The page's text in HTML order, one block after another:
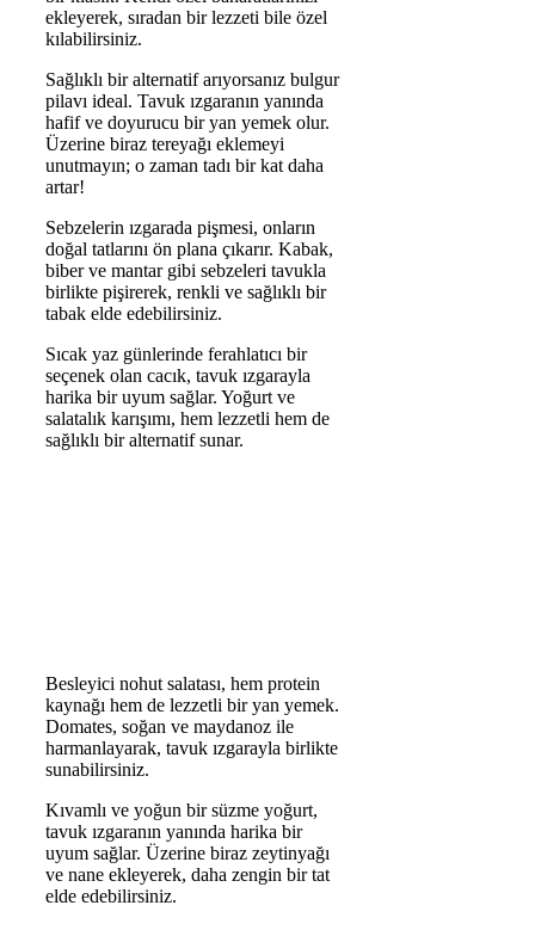
ekleyerek, sıradan bir lezzeti bile özel
kılabilirsiniz.
Sağlıklı bir alternatif arıyorsanız bulgur
pilavı ideal. Tavuk ızgaranın yanında
hafif ve doyurucu bir yan yemek olur.
Üzerine biraz tereyağı eklemeyi
unutmayın; o zaman tadı bir kat daha
artar!
Sebzelerin ızgarada pişmesi, onların
doğal tatlarını ön plana çıkarır. Kabak,
biber ve mantar gibi sebzeleri tavukla
birlikte pişirerek, renkli ve sağlıklı bir
tabak elde edebilirsiniz.
Sıcak yaz günlerinde ferahlatıcı bir
seçenek olan cacık, tavuk ızgarayla
harika bir uyum sağlar. Yoğurt ve
salatalık karışımı, hem lezzetli hem de
sağlıklı bir alternatif sunar.
Besleyici nohut salatası, hem protein
kaynağı hem de lezzetli bir yan yemek.
Domates, soğan ve maydanoz ile
harmanlayarak, tavuk ızgarayla birlikte
sunabilirsiniz.
Kıvamlı ve yoğun bir süzme yoğurt,
tavuk ızgaranın yanında harika bir
uyum sağlar. Üzerine biraz zeytinyağı
ve nane ekleyerek, daha zengin bir tat
elde edebilirsiniz.